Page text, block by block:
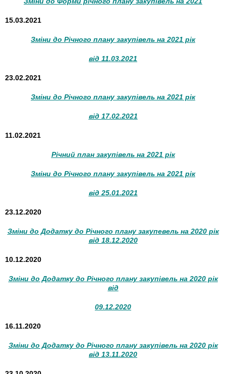
15.03.2021
Зміни до Річного плану закупівель на 2021 рік
від 11.03.2021
23.02.2021
Зміни до Річного плану закупівель на 2021 рік
від 17.02.2021
11.02.2021
Річний план закупівель на 2021 рік
Зміни до Річного плану закупівель на 2021 рік
від 25.01.2021
23.12.2020
Зміни до Додатку до Річного плану закупевель на 2020 рік
від 18.12.2020
10.12.2020
Зміни до Додатку до Річного плану закупівель на 2020 рік
від
09.12.2020
16.11.2020
Зміни до Додатку до Річного плану закупівель на 2020 рік
від 13.11.2020